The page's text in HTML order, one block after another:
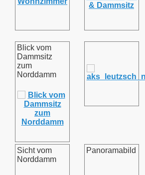
Blick vom
Dammsitz
zum
Norddamm
Sicht vom
Norddamm
Panoramabild